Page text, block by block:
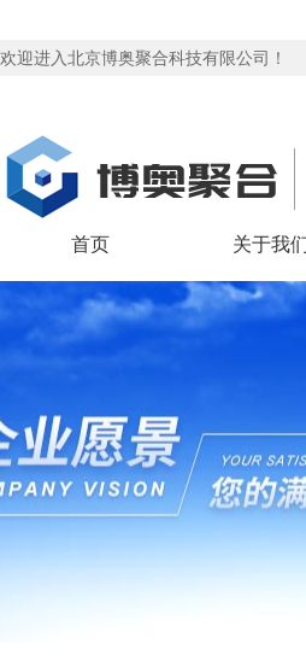
欢迎进入北京博奥聚合科技有限公司！
首页 关于我